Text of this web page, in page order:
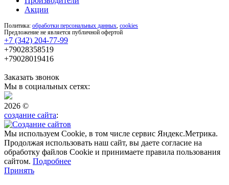
Акции
Политика: обработки персональных данных cookies
Предложение не является публичной офертой
+7 (342) 204-77-99
+79028358519
+79028019416
Заказать звонок
Мы в социальных сетях:
2026 ©
создание сайта:
Мы используем Cookie, в том числе сервис Яндекс.Метрика.
Продолжая использовать наш сайт, вы даете согласие на
обработку файлов Cookie и принимаете правила пользования
сайтом. Подробнее
Принять